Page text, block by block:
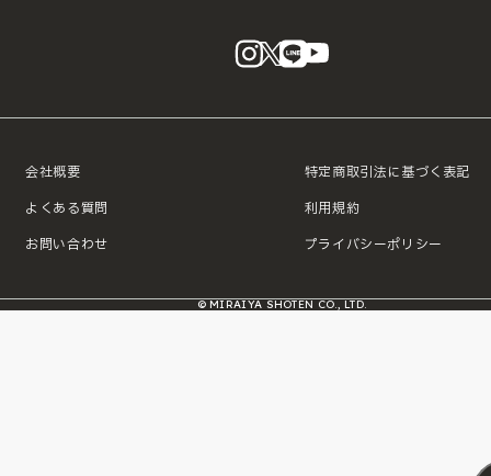
instagram
X LINE
会社概要
よくある質問
お問い合わせ
特定商取引法に基づく表記
利用規約
プライバシーポリシー
© MIRAIYA SHOTEN CO., LTD.